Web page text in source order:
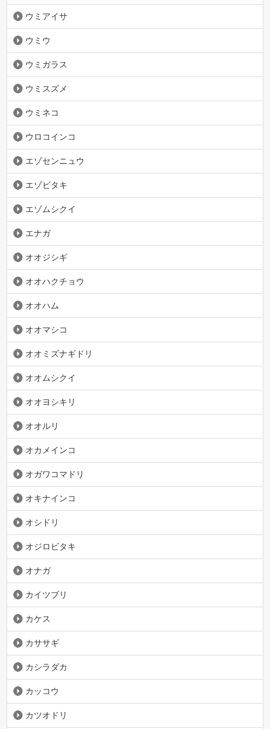
ウミアイサ
ウミウ
ウミガラス
ウミスズメ
ウミネコ
ウロコインコ
エゾセンニュウ
エゾビタキ
エゾムシクイ
エナガ
オオジシギ
オオハクチョウ
オオハム
オオマシコ
オオミズナギドリ
オオムシクイ
オオヨシキリ
オオルリ
オカメインコ
オガワコマドリ
オキナインコ
オシドリ
オジロビタキ
オナガ
カイツブリ
カケス
カササギ
カシラダカ
カッコウ
カツオドリ